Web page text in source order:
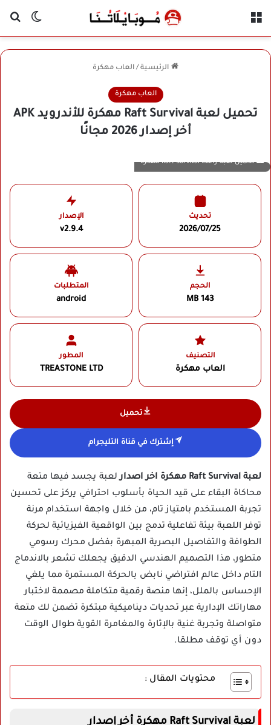
الوضع
الرئيسية / العاب مهكرة
العاب مهكرة
تحميل لعبة Raft Survival مهكرة للأندرويد APK
أخر إصدار 2026 مجانًا
تحميل لعبة رافت Raft Survival مهكرة
تحديث
2026/07/25
الإصدار
v2.9.4
الحجم
143 MB
المتطلبات
android
التصنيف
العاب مهكرة
المطور
TREASTONE LTD
تحميل
إشترك في قناة التليجرام
لعبة Raft Survival مهكرة اخر اصدار
لعبة يجسد فيها متعة
محاكاة البقاء على قيد الحياة بأسلوب احترافي يركز على تحسين
تجربة المستخدم بامتياز تام، من خلال واجهة استخدام مرنة
توفر اللعبة بيئة تفاعلية تدمج بين الواقعية الفيزيائية لحركة
الطوافة والتفاصيل البصرية المبهرة بفضل محرك رسومي
متطور، هذا التصميم الهندسي الدقيق يجعلك تشعر بالاندماج
التام داخل عالم افتراضي نابض بالحركة المستمرة مما يلغي
الإحساس بالملل، إنها منصة رقمية متكاملة مصممة لاختبار
مهاراتك الإدارية عبر تحديات ديناميكية مبتكرة تضمن لك متعة
متواصلة وتجربة غنية بالإثارة والمغامرة القوية طوال الوقت
دون أي توقف مطلقا.
محتويات المقال :
لعبة Raft Survival مهكرة أخر إصدار